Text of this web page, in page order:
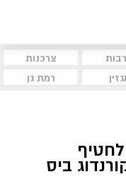
צרכנות
רמת גן
ביס